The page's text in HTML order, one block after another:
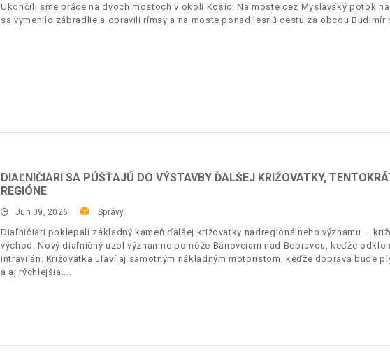
Ukončili sme práce na dvoch mostoch v okolí Košíc. Na moste cez Myslavský potok
sa vymenilo zábradlie a opravili rímsy a na moste ponad lesnú cestu za obcou Budimír
DIAĽNIČIARI SA PÚŠŤAJÚ DO VÝSTAVBY ĎALŠEJ KRIŽOVATKY,
REGIÓNE
Jun 09, 2026 Správy
Diaľničiari poklepali základný kameň ďalšej križovatky nadregionálneho významu –
východ. Nový diaľničný uzol významne pomôže Bánovciam nad Bebravou, keďže
intravilán. Križovatka uľaví aj samotným nákladným motoristom, keďže doprava bude
a aj rýchlejšia.